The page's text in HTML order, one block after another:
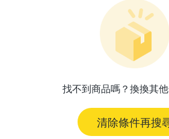
找不到商品嗎？換換其他
清除條件再搜